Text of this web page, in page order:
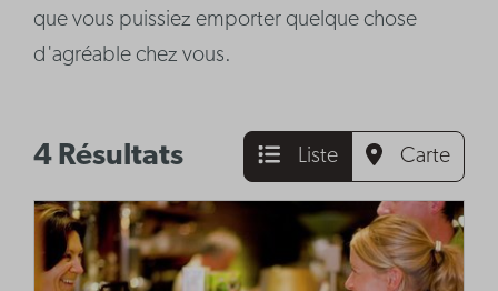
que vous puissiez emporter quelque chose
d'agréable chez vous.
4 Résultats Liste Carte